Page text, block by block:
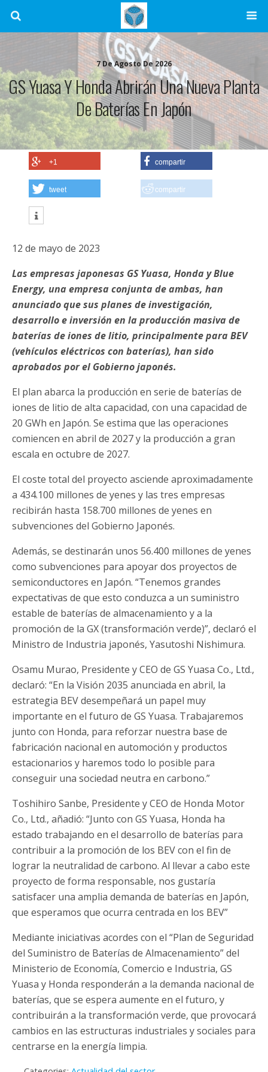
7 De Agosto De 2026
GS Yuasa Y Honda Abrirán Una Nueva Planta
De Baterías En Japón
+1 compartir
tweet compartir
12 de mayo de 2023
Las empresas japonesas GS Yuasa, Honda y Blue
Energy, una empresa conjunta de ambas, han
anunciado que sus planes de investigación,
desarrollo e inversión en la producción masiva de
baterías de iones de litio, principalmente para BEV
(vehículos eléctricos con baterías), han sido
aprobados por el Gobierno japonés.
El plan abarca la producción en serie de baterías de
iones de litio de alta capacidad, con una capacidad de
20 GWh en Japón. Se estima que las operaciones
comiencen en abril de 2027 y la producción a gran
escala en octubre de 2027.
El coste total del proyecto asciende aproximadamente
a 434.100 millones de yenes y las tres empresas
recibirán hasta 158.700 millones de yenes en
subvenciones del Gobierno Japonés.
Además, se destinarán unos 56.400 millones de yenes
como subvenciones para apoyar dos proyectos de
semiconductores en Japón. “Tenemos grandes
expectativas de que esto conduzca a un suministro
estable de baterías de almacenamiento y a la
promoción de la GX (transformación verde)”, declaró el
Ministro de Industria japonés, Yasutoshi Nishimura.
Osamu Murao, Presidente y CEO de GS Yuasa Co., Ltd.,
declaró: “En la Visión 2035 anunciada en abril, la
estrategia BEV desempeñará un papel muy
importante en el futuro de GS Yuasa. Trabajaremos
junto con Honda, para reforzar nuestra base de
fabricación nacional en automoción y productos
estacionarios y haremos todo lo posible para
conseguir una sociedad neutra en carbono.”
Toshihiro Sanbe, Presidente y CEO de Honda Motor
Co., Ltd., añadió: “Junto con GS Yuasa, Honda ha
estado trabajando en el desarrollo de baterías para
contribuir a la promoción de los BEV con el fin de
lograr la neutralidad de carbono. Al llevar a cabo este
proyecto de forma responsable, nos gustaría
satisfacer una amplia demanda de baterías en Japón,
que esperamos que ocurra centrada en los BEV”
Mediante iniciativas acordes con el “Plan de Seguridad
del Suministro de Baterías de Almacenamiento” del
Ministerio de Economía, Comercio e Industria, GS
Yuasa y Honda responderán a la demanda nacional de
baterías, que se espera aumente en el futuro, y
contribuirán a la transformación verde, que provocará
cambios en las estructuras industriales y sociales para
centrarse en la energía limpia.